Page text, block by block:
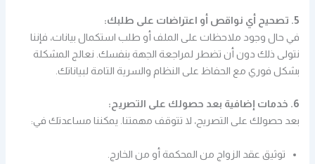
5. تصحيح أي نواقص أو اعتراضات على طلبك:
في حال وجود ملاحظات على الملف أو طلب استكمال بيانات، فإننا
نتولى ذلك دون أن تضطر لمراجعة الجهة بنفسك. نعالج المشكلة
بشكل فوري مع الحفاظ على النظام والسرية التامة لبياناتك.
6. خدمات إضافية بعد حصولك على التصريح:
بعد حصولك على التصريح، لا تتوقف مهمتنا. يمكننا مساعدتك في:
توثيق عقد الزواج من المحكمة أو من الخارج.